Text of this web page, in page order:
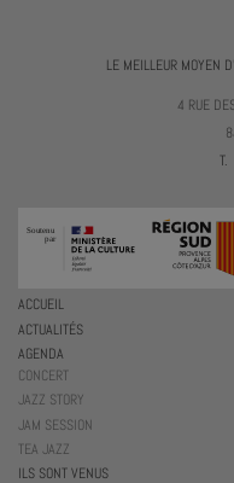
LE MEILLEUR MOYEN
4 RUE
T.
ACCUEIL
ACTUALITÉS
AGENDA
CONCERT
JAZZ STORY
JAM SESSION
TEA JAZZ
ILS SONT VENUS